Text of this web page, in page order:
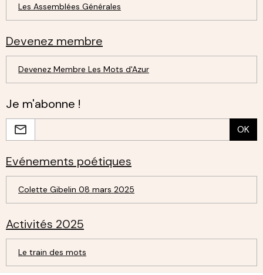
Les Assemblées Générales
Devenez membre
Devenez Membre Les Mots d'Azur
Je m'abonne !
OK
Evénements poétiques
Colette Gibelin 08 mars 2025
Activités 2025
Le train des mots